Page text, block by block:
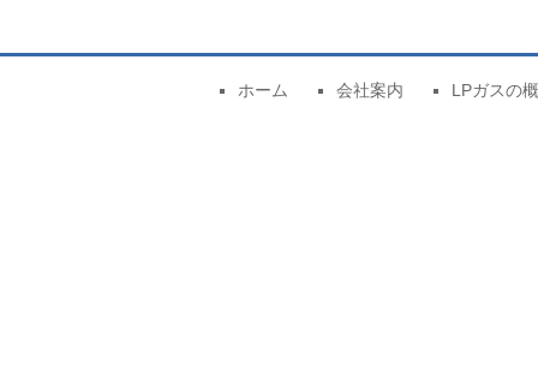
LPガスの
会社案内
ホーム